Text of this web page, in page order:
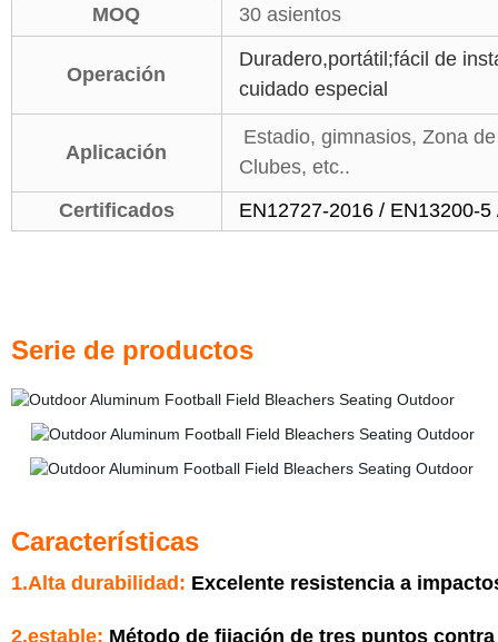
MOQ
30 asientos
Operación
Duradero,portátil;fácil de
cuidado especial
Aplicación
Estadio, gimnasios, Zona
Clubes, etc..
Certificados
EN12727-2016 /
Serie de productos
Características
1.Alta durabilidad: Excelente resistencia a
2.estable: Método de fijación de tres puntos